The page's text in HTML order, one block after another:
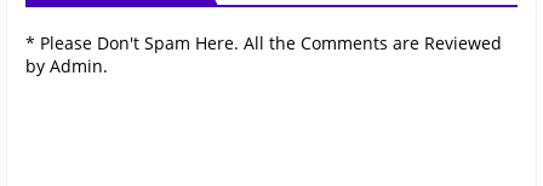
* Please Don't Spam Here. All the Comments are Reviewed
by Admin.